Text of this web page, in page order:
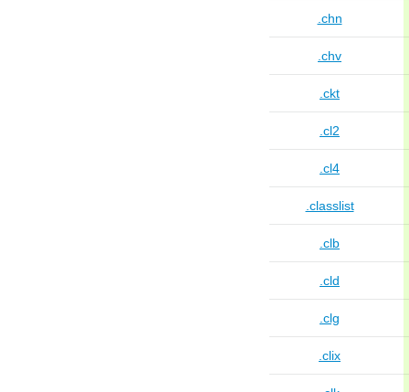
.chn
.chv
.ckt
.cl2
.cl4
.classlist
.clb
.cld
.clg
.clix